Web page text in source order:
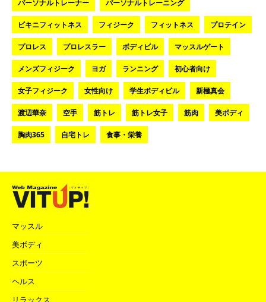
パーソナルトレーナー パーソナルトレーニング
ビキニフィットネス フィジーク フィットネス プロテイン
プロレス プロレスラー ボディビル マッスルゲート
メンズフィジーク ヨガ ランニング 初心者向け
女子フィジーク 女性向け 学生ボディビル 新極真会
渡辺華奈 空手 筋トレ 筋トレ女子 筋肉 美ボディ
胸肉365 自宅トレ 食事・栄養
マッスル
美ボディ
スポーツ
ヘルス
リラックス